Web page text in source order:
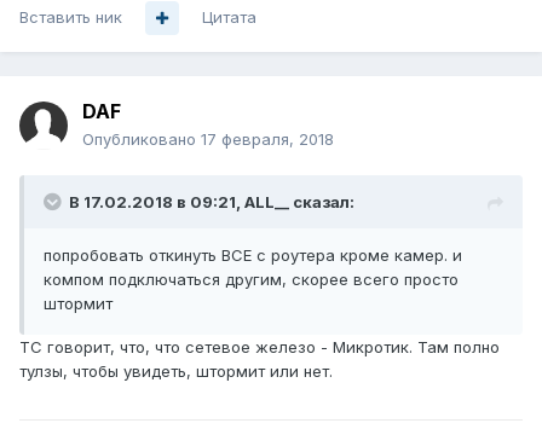
Вставить ник Цитата
DAF
Опубликовано 17 февраля, 2018
В 17.02.2018 в 09:21, ALL__ сказал:
попробовать откинуть ВСЕ с роутера кроме камер. и
компом подключаться другим, скорее всего просто
штормит
ТС говорит, что, что сетевое железо - Микротик. Там полно
тулзы, чтобы увидеть, штормит или нет.